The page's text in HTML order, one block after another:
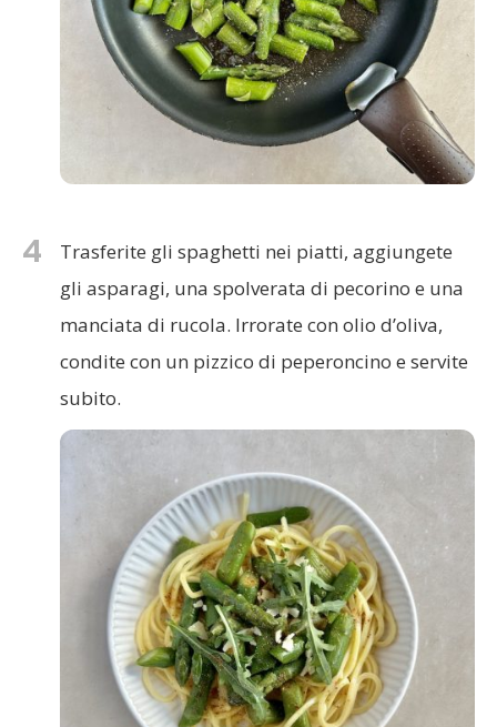
4
Trasferite gli spaghetti nei piatti, aggiungete
gli asparagi, una spolverata di pecorino e una
manciata di rucola. Irrorate con olio d’oliva,
condite con un pizzico di peperoncino e servite
subito.